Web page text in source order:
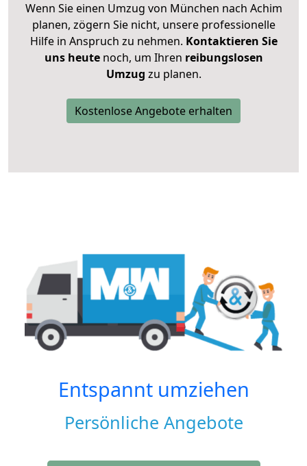
Wenn Sie einen Umzug von München nach Achim
planen, zögern Sie nicht, unsere professionelle
Hilfe in Anspruch zu nehmen. Kontaktieren Sie
uns heutenoch, um Ihren reibungslosen
Umzug zu planen.
Kostenlose Angebote erhalten
Entspannt umziehen
Persönliche Angebote